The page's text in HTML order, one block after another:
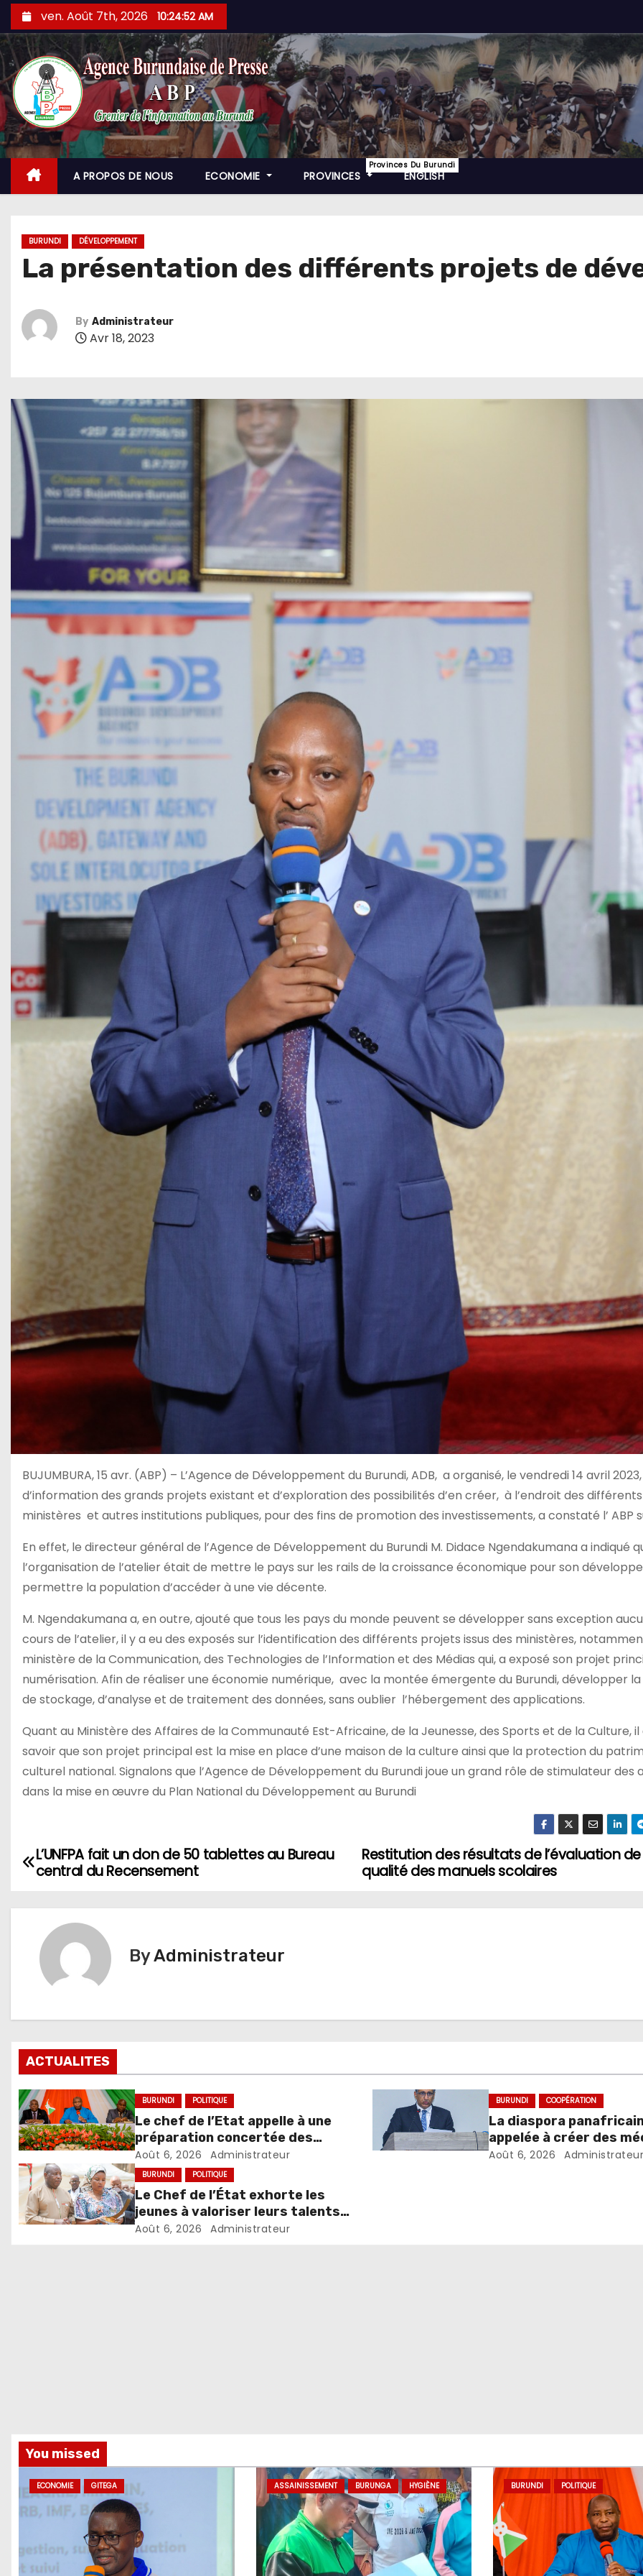
Skip
to
content
ven. Août 7th, 2026 10:24:53 AM
A PROPOS DE NOUS ECONOMIE PROVINCES
Provinces Du Burundi
ENGLISH
BURUNDI DÉVELOPPEMENT
La présentation des différents projets de
By Administrateur
Avr 18, 2023
BUJUMBURA, 15 avr. (ABP) – L’Agence de Développement du Burundi, ADB, a organisé, le vendredi 14 avril
d’information des grands projets existant et d’exploration des possibilités d’en créer, à l’endroit des différents
ministères et autres institutions publiques, pour des fins de promotion des investissements, a constaté l’ ABP
En effet, le directeur général de l’Agence de Développement du Burundi M. Didace Ngendakumana a indiqué
l’organisation de l’atelier était de mettre le pays sur les rails de la croissance économique pour son
permettre la population d’accéder à une vie décente.
M. Ngendakumana a, en outre, ajouté que tous les pays du monde peuvent se développer sans exception
cours de l’atelier, il y a eu des exposés sur l’identification des différents projets issus des ministères,
ministère de la Communication, des Technologies de l’Information et des Médias qui, a exposé son projet
numérisation. Afin de réaliser une économie numérique, avec la montée émergente du Burundi, développer
de stockage, d’analyse et de traitement des données, sans oublier l’hébergement des applications.
Quant au Ministère des Affaires de la Communauté Est-Africaine, de la Jeunesse, des Sports et de la Culture,
savoir que son projet principal est la mise en place d’une maison de la culture ainsi que la protection du
culturel national. Signalons que l’Agence de Développement du Burundi joue un grand rôle de stimulateur des
dans la mise en œuvre du Plan National du Développement au Burundi
Navigation
l’article
Restitution des résultats de l’évaluation
qualité des manuels scolaires
L’UNFPA fait un don de 50 tablettes au Bureau
central du Recensement
ByAdministrateur
ACTUALITES
BURUNDI POLITIQUE
Le chef de l’Etat appelle à une
préparation concertée des
élections de 2027
Août 6, 2026 Administrateur
BURUNDI COOPÉRATION
La diaspora
appelée à créer des
favorisant
Août 6, 2026 Administrateur
BURUNDI POLITIQUE
Le Chef de l’État exhorte les
jeunes à valoriser leurs talents
pour accélérer le
Août 6, 2026 Administrateur
You missed
ECONOMIE GITEGA ASSAINISSEMENT BURUNGA HYGIÈNE BURUNDI POLITIQUE